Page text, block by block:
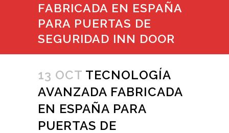
FABRICADA EN ESPAÑA
PARA PUERTAS DE
SEGURIDAD INN DOOR
13 OCT TECNOLOGÍA
AVANZADA FABRICADA
EN ESPAÑA PARA
PUERTAS DE